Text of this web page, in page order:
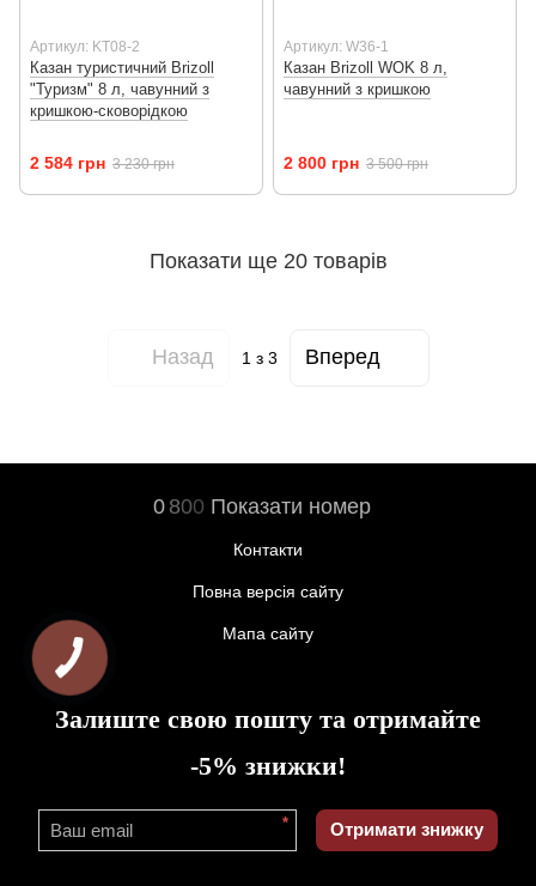
Артикул: KT08-2
Казан туристичний Brizoll
"Туризм" 8 л, чавунний з
кришкою-сковорідкою
2 584 грн 3 230 грн
Артикул: W36-1
Казан Brizoll WOK 8 л,
чавунний з кришкою
2 800 грн 3 500 грн
Показати ще 20 товарів
Назад 1 з 3 Вперед
0 800 Показати номер
Контакти
Повна версія сайту
Мапа сайту
Залиште свою пошту та отримайте
-5% знижки!
* Отримати знижку